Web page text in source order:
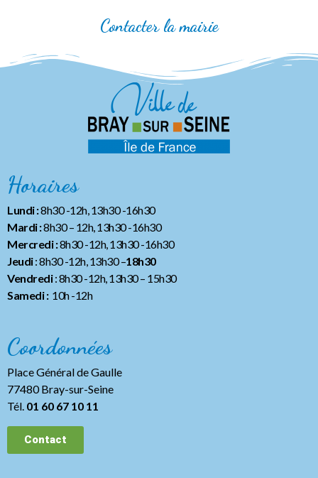
Contacter la mairie
Horaires
Lundi :8h30 -12h, 13h30 -16h30
Mardi :8h30 – 12h, 13h30 -16h30
Mercredi :8h30 -12h, 13h30 -16h30
Jeudi: 8h30 -12h, 13h30 –18h30
Vendredi: 8h30 -12h, 13h30– 15h30
Samedi :10h -12h
Coordonnées
Place Général de Gaulle
77480 Bray-sur-Seine
Tél. 01 60 67 10 11
Contact